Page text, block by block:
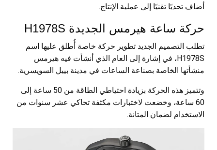
أضاف تحديًا تقنيًا إلى عملية الإنتاج.
حركة ساعة هيرمس الجديدة H1978S
تطلب التصميم الجديد تطوير حركة خاصة أُطلق عليها اسم
H1978S، في إشارة إلى العام الذي أنشأت فيه هيرمس
منشأتها الخاصة بصناعة الساعات في مدينة بييل السويسرية.
وتتميز هذه الحركة بزيادة احتياطي الطاقة من 50 ساعة إلى
60 ساعة، وخضعت لاختبارات مكثفة تحاكي عشر سنوات من
الاستخدام لضمان المتانة.